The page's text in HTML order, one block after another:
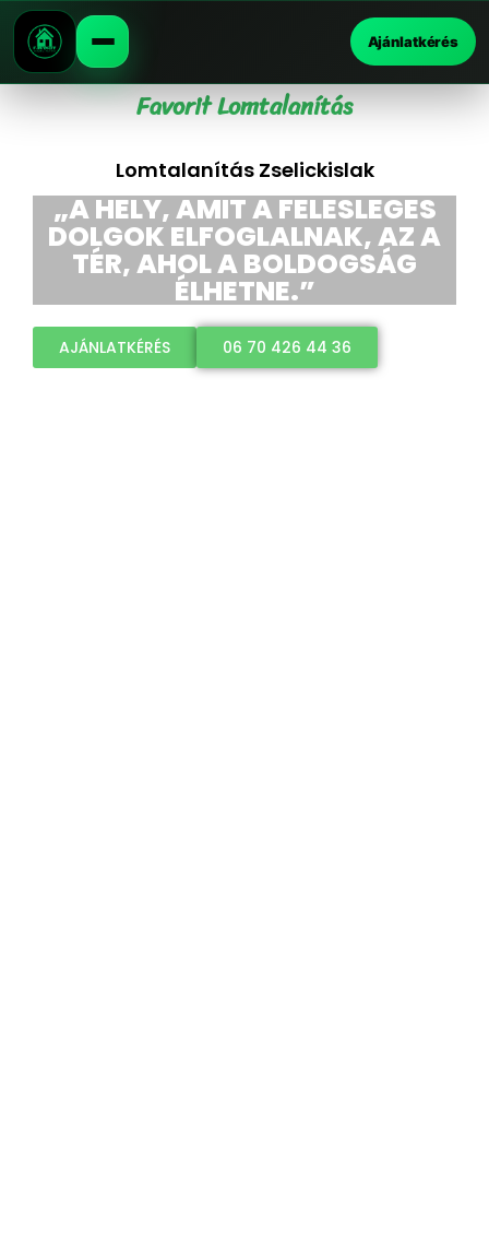
Ajánlatkérés
Favorit Lomtalanítás
Lomtalanítás Zselickislak
„A HELY, AMIT A FELESLEGES
DOLGOK ELFOGLALNAK, AZ A
TÉR, AHOL A BOLDOGSÁG
ÉLHETNE.”
AJÁNLATKÉRÉS 06 70 426 44 36